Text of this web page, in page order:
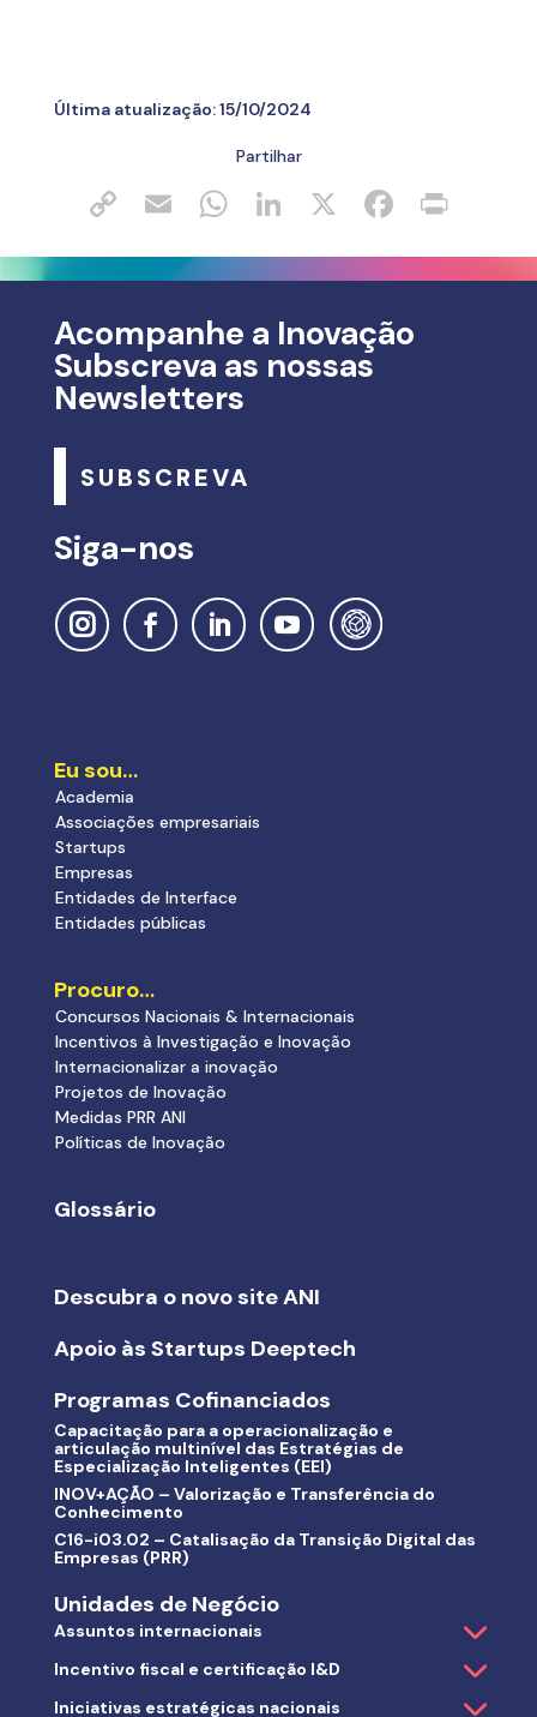
Última atualização:15/10/2024
Partilhar
Acompanhe a Inovação
Subscreva as nossas
Newsletters
SUBSCREVA
Siga-nos
Eu sou…
Academia
Associações empresariais
Startups
Empresas
Entidades de Interface
Entidades públicas
Procuro…
Concursos Nacionais & Internacionais
Incentivos à Investigação e Inovação
Internacionalizar a inovação
Projetos de Inovação
Medidas PRR ANI
Políticas de Inovação
Glossário
Descubra o novo site ANI
Apoio às Startups Deeptech
Programas Cofinanciados
Capacitação para a operacionalização e
articulação multinível das Estratégias de
Especialização Inteligentes (EEI)
INOV+AÇÃO – Valorização e Transferência do
Conhecimento
C16-i03.02 – Catalisação da Transição Digital das
Empresas (PRR)
Unidades de Negócio
Assuntos internacionais
Incentivo fiscal e certificação I&D
Iniciativas estratégicas nacionais